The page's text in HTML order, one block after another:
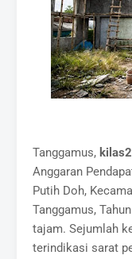
Tanggamus,
Anggaran
Putih Doh,
Tanggamus,
tajam. Sejumlah
terindikasi sarat